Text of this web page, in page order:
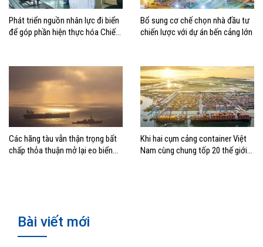
Phát triển nguồn nhân lực đi biển
để góp phần hiện thực hóa Chiến
Bổ sung cơ chế chọn nhà đầu tư
chiến lược với dự án bến cảng lớn
Các hãng tàu vẫn thận trọng bất
chấp thỏa thuận mở lại eo biển
Khi hai cụm cảng container Việt
Nam cùng chung tốp 20 thế giới
Bài viết mới